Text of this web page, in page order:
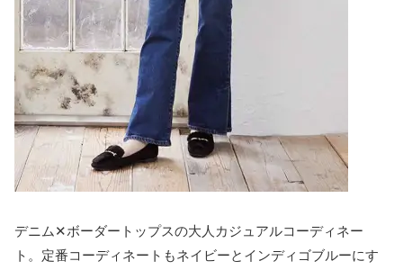
デニム✕ボーダートップスの大人カジュアルコーディネー
ト。定番コーディネートもネイビーとインディゴブルーにす